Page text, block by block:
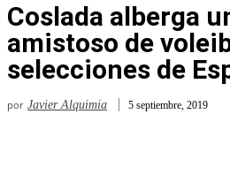
Coslada alberga
amistoso de
selecciones de
por Javier Alquimia 5 septiembre, 2019